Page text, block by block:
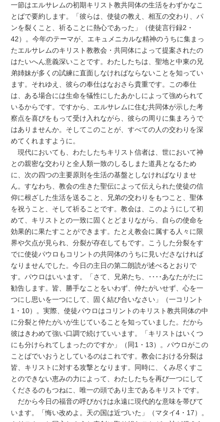
一節はエルサレムの初期キリスト教共同体の生活をわずかなこ
とばで要約します。「彼らは、使徒の教え、相互の交わり、パ
ンを裂くこと、祈ることに熱心であった」（使徒言行録2・
42）。今年のテーマが、エキュメニカルな精神のうちに集まっ
たエルサレムのキリスト教教会・共同体によって提案されたの
はたいへん意義深いことです。わたしたちは、聖地と中東の兄
弟姉妹が多くの試練に直面しなければならないことを知ってい
ます。それゆえ、彼らの奉仕はなおさら貴重です。この奉仕
は、ある場合には生命を犠性にしたあかしによって強められて
いるからです。ですから、エルサレムに住む共同体が示した考
察点を喜びをもって受け入れながら、彼らの周りに集まろうで
はありませんか。そしてこのことが、すべての人の交わりを深
めてくれますように。
現代においても、わたしたちキリスト信者は、世において神
との親密な交わりと全人類一致のしるしまた道具となるため
に、次の四つの主要原則を生活の基盤としなければなりませ
ん。すなわち、教会の生きた聖伝によって伝えられた使徒の信
仰に根ざした生活を送ること、兄弟の交わりをもつこと、聖体
を祝うこと、そして祈ることです。教会は、このようにして初
めて、キリストとの一致に固くとどまりながら、自らの使命を
効果的に果たすことができます。たとえ教会に属する人々に限
界や欠点が見られ、分裂が存在してもです。こうした分裂をす
でに使徒パウロもコリントの共同体のうちに見いださなければ
なりませんでした。今日の主日の第二朗読が述べるとおりで
す。パウロはいいます。「さて、兄弟たち、････あなたがたに
勧告します。皆、勝手なことをいわず、仲たがいせず、心を一
つにし思いを一つにして、固く結び合いなさい」（一コリント
1・10）。実際、使徒パウロはコリントのキリスト教共同体の中
に分裂と仲たがいが生じていることを知っていました。だから
彼はきわめて強い口調で続けていいます。「キリストはいくつ
にも分けられてしまったのですか」（同1・13）。パウロがこの
ことばでいおうとしているのはこれです。教会における分裂は
皆、キリストに対する攻撃となります。同時に、くみ尽くすこ
とのできない恵みの力によって、わたしたちを再び一つにして
くださるのもつねに、唯一の頭であり主であるキリストです。
だから今日の福音の呼びかけは永遠に現代的な意味を帯びて
います。「悔い改めよ。天の国は近づいた」（マタイ4・17）。